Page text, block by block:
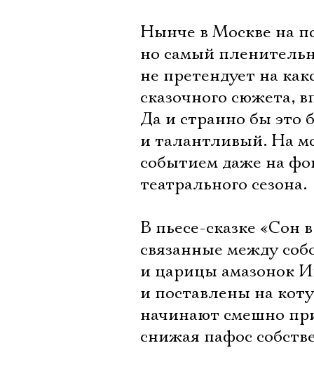
Нынче в Москве на
но самый
не претендует на
сказочного сюжета,
Да и странно бы это
и талантливый. На
событием даже на
театрального сезона.
В пьесе-сказке «Сон
связанные между
и царицы амазонок
и поставлены на
начинают смешно
снижая пафос